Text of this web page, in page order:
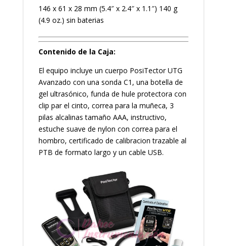
146 x 61 x 28 mm (5.4″ x 2.4″ x 1.1″) 140 g
(4.9 oz.) sin baterias
Contenido de la Caja:
El equipo incluye un cuerpo PosiTector UTG
Avanzado con una sonda C1, una botella de
gel ultrasónico, funda de hule protectora con
clip par el cinto, correa para la muñeca, 3
pilas alcalinas tamaño AAA, instructivo,
estuche suave de nylon con correa para el
hombro, certificado de calibracion trazable al
PTB de formato largo y un cable USB.